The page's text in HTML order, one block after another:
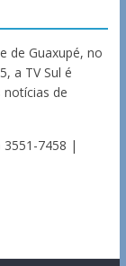
de Guaxupé, no
a TV Sul é
notícias de
7458 |